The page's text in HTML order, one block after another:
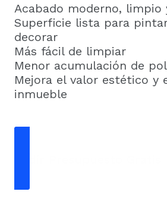
Acabado moderno, limpio
Superficie lista para
decorar
Más fácil de limpiar
Menor acumulación de
Mejora el valor estético y
inmueble